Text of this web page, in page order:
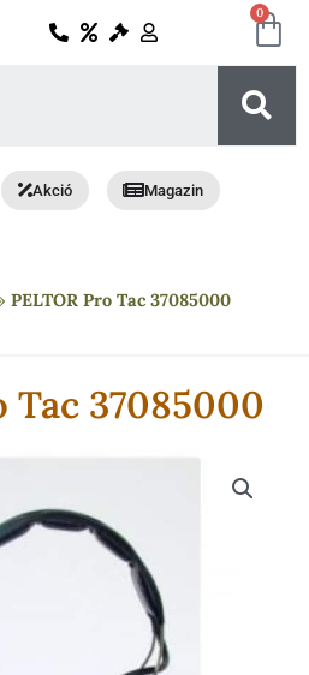
0
Akció Magazin
PELTOR Pro Tac 37085000
Tac 37085000